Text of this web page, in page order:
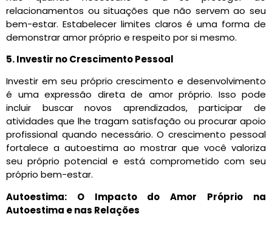
relacionamentos ou situações que não servem ao seu
bem-estar. Estabelecer limites claros é uma forma de
demonstrar amor próprio e respeito por si mesmo.
5. Investir no Crescimento Pessoal
Investir em seu próprio crescimento e desenvolvimento
é uma expressão direta de amor próprio. Isso pode
incluir buscar novos aprendizados, participar de
atividades que lhe tragam satisfação ou procurar apoio
profissional quando necessário. O crescimento pessoal
fortalece a autoestima ao mostrar que você valoriza
seu próprio potencial e está comprometido com seu
próprio bem-estar.
Autoestima: O Impacto do Amor Próprio na
Autoestima e nas Relações